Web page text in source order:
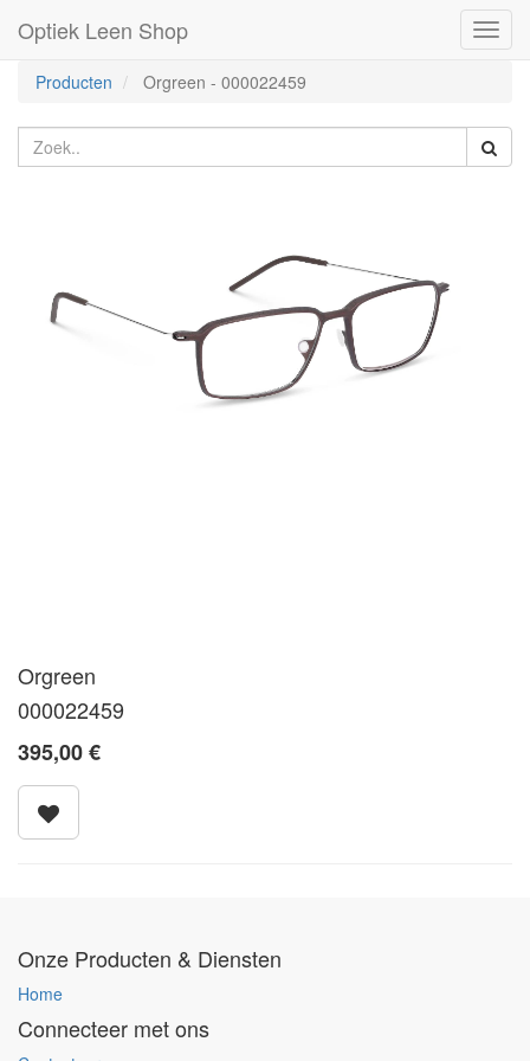
Optiek Leen Shop
Producten Orgreen - 000022459
Orgreen
000022459
395,00€
Onze Producten & Diensten
Home
Connecteer met ons